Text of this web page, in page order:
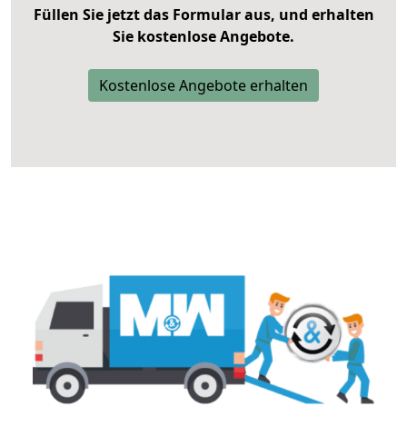
Füllen Sie jetzt das Formular aus, und erhalten
Sie kostenlose Angebote.
Kostenlose Angebote erhalten